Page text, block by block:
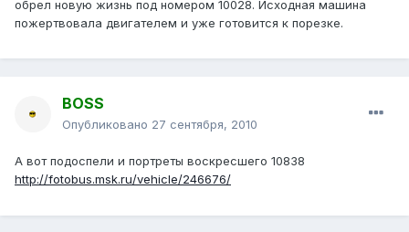
обрел новую жизнь под номером 10028. Исходная машина
пожертвовала двигателем и уже готовится к порезке.
BOSS
Опубликовано 27 сентября, 2010
А вот подоспели и портреты воскресшего 10838
http://fotobus.msk.ru/vehicle/246676/